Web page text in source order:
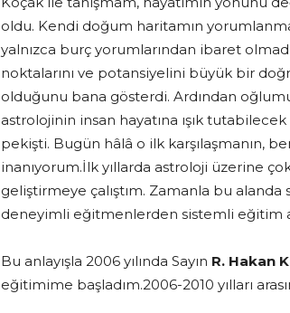
oldu. Kendi doğum haritamın
yalnızca burç yorumlarından ibaret
noktalarını ve potansiyelini büyük bir
olduğunu bana gösterdi. Ardından
astrolojinin insan hayatına ışık
pekişti. Bugün hâlâ o ilk karşılaşmanın,
inanıyorum.İlk yıllarda astroloji üzerine
geliştirmeye çalıştım. Zamanla bu
deneyimli eğitmenlerden sistemli eğitim
Bu anlayışla 2006 yılında Sayın R. Hakan
eğitimime başladım.2006-2010 yılları